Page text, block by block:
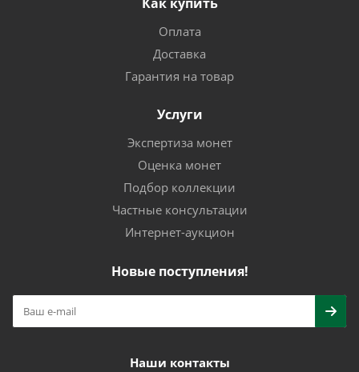
Оплата
Доставка
Гарантия на товар
Услуги
Экспертиза монет
Оценка монет
Подбор коллекции
Частные консультации
Интернет-аукцион
Новые поступления!
Наши контакты